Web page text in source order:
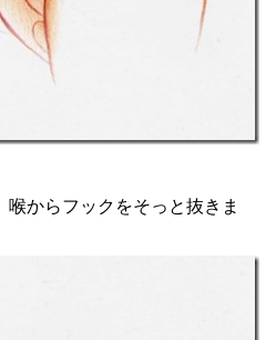
からフックをそっと抜きま